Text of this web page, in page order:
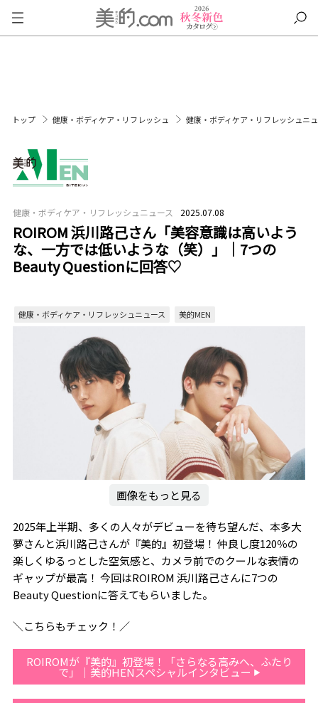
トップ 健康・ボディケア・リフレッシュ 健康・ボディケア・リフレッシュニ
健康・ボディケア・リフレッシュニュース 2025.07.08
ROIROM 浜川路己さん「美容意識は高いよう
な、一方では低いような（笑）」｜7つの
Beauty Questionに回答♡
健康・ボディケア・リフレッシュニュース 美的MEN
画像をもっと見る
2025年上半期、多くの人々がデビューを待ち望んだ、本多大
夢さんと浜川路己さんが『美的』初登場！ 仲良し度120％の
楽しくゆるっとした空気感と、カメラ前でのクールな表情の
ギャップが最高！ 今回はROIROM 浜川路己さんに7つの
Beauty Questionに答えてもらいました。
＼こちらもチェック！／
ROIROMが『美的』初登場！「さらなる高みへ、ふたり
で」｜美的HENスペシャルインタビュー